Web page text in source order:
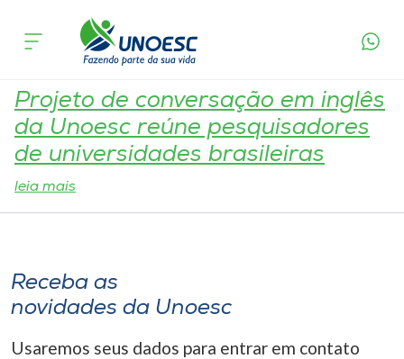
Cursos
Onde estamos
Pesquisa
A
Unoesc
Tag: Prática
Projeto de conversação em inglês
da Unoesc reúne pesquisadores
de universidades brasileiras
leia mais
Receba as
novidades da Unoesc
Usaremos seus dados para entrar em contato